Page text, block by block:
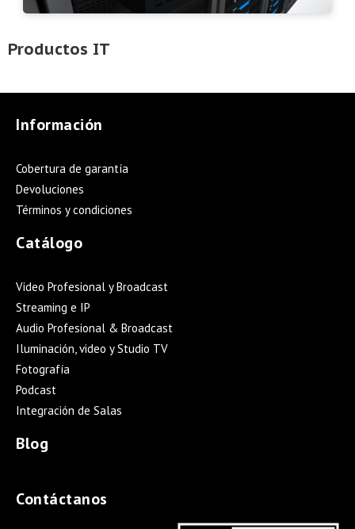
Productos IT
Información
Cobertura de garantía
Devoluciones
Términos y condiciones
Catálogo
Video Profesional y Broadcast
Streaming e IP
Audio Profesional & Broadcast
Iluminación, video y Studio TV
Fotografía
Podcast
Integración de Salas
Blog
Contáctanos